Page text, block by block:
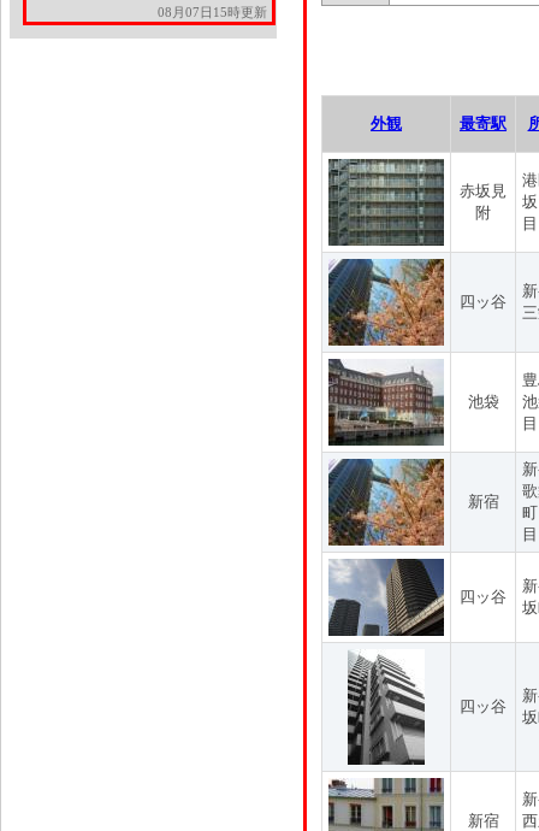
08月07日15時更新
外観 最寄駅
赤坂見
附
目
四ッ谷
池袋
新宿
目
四ッ谷
四ッ谷
新宿